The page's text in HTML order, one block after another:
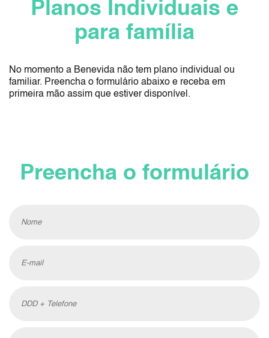
Planos Individuais e
para família
No momento a Benevida não tem plano individual ou
familiar. Preencha o formulário abaixo e receba em
primeira mão assim que estiver disponível.
Preencha o formulário